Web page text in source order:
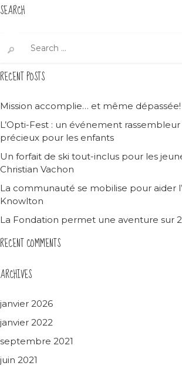
SEARCH
for:
RECENT POSTS
Mission accomplie… et même dépassée!
L’Opti-Fest : un événement
précieux pour les enfants
Un forfait de ski tout-inclus pour les
Christian Vachon
La communauté se mobilise pour aider
Knowlton
La Fondation permet une aventure sur
RECENT COMMENTS
ARCHIVES
janvier 2026
janvier 2022
septembre 2021
juin 2021